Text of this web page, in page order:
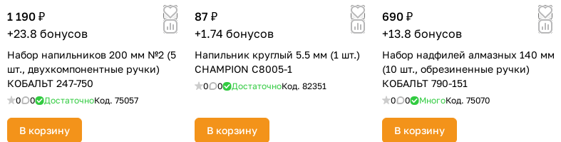
1 190 ₽
+23.8 бонусов
Набор напильников 200 мм №2 (5
шт., двухкомпонентные ручки)
КОБАЛЬТ 247-750
0 0 ДостаточноКод. 75057
В корзину
87 ₽
+1.74 бонусов
Напильник круглый 5.5 мм (1 шт.)
CHAMPION C8005-1
0 0 ДостаточноКод. 82351
В корзину
690 ₽
+13.8 бонусов
Набор надфилей алмазных 140 мм
(10 шт., обрезиненные ручки)
КОБАЛЬТ 790-151
0 0 МногоКод. 75070
В корзину
об оплате Плайтом